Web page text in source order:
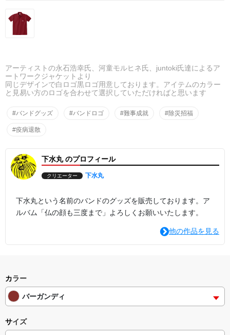
アーティストの永石浩幸氏、河童モルヒネ氏、juntoki氏達によるア
ートワークジャケットより
同じデザインで白ロゴ黒ロゴ用意しております。アイテムのカラー
と見易い方のロゴを合わせて選択していただければと思います
#バンドグッズ #バンドロゴ #難事成就 #除災招福
#疫病退散
下水丸 のプロフィール
クリエーター 下水丸
下水丸という名前のバンドのグッズを販売しております。ア
ルバム「仏の顔も三度まで」よろしくお願いいたします。
他の作品を見る
カラー
バーガンディ
サイズ